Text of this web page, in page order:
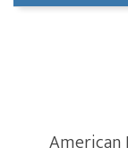
American